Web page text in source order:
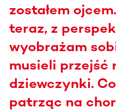
zostałem
teraz, z
wyobrażam
musieli przejść
dziewczynki.
patrząc na